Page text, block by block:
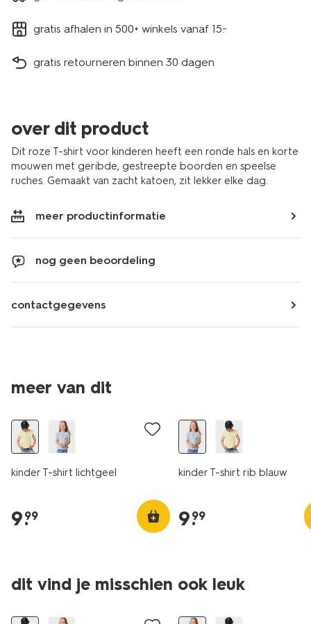
gratis afhalen in 500+ winkels vanaf 15.-
gratis retourneren binnen 30 dagen
over dit product
Dit roze T-shirt voor kinderen heeft een ronde hals en korte
mouwen met geribde, gestreepte boorden en speelse
ruches. Gemaakt van zacht katoen, zit lekker elke dag.
meer productinformatie
nog geen beoordeling
contactgegevens
meer van dit
nieuw
kinder T-shirt lichtgeel
9.
99
kinder T-shirt rib blauw
9.
99
dit vind je misschien ook leuk
nieuw nieuw